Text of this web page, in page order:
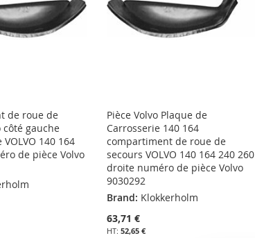
de roue de
côté gauche
140 164
de pièce Volvo
Pièce Volvo Plaque de
Carrosserie 140 164
compartiment de roue de
secours VOLVO 140 164 240 260
droite numéro de pièce Volvo
9030292
Brand: Klokkerholm
63,71 €
52,65 €